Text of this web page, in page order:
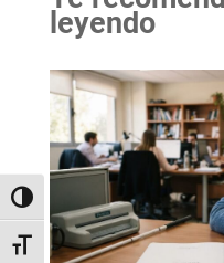
Alternar alto contraste
Alternar tamaño de letra
leyendo